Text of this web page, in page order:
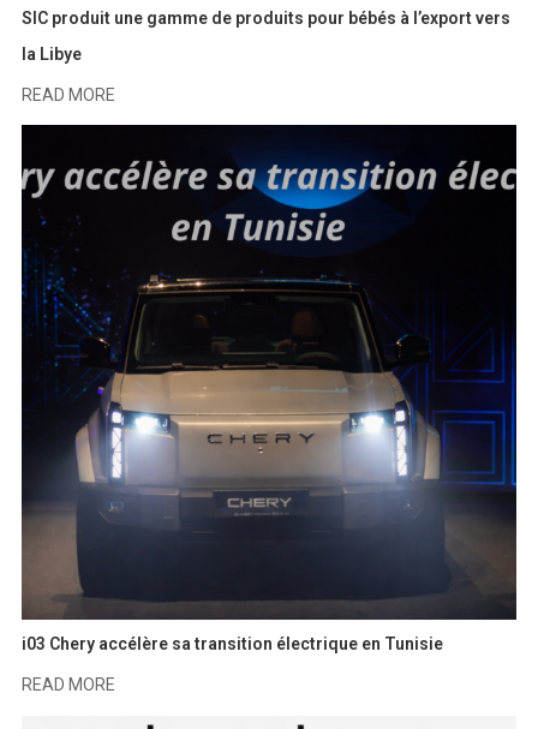
SIC produit une gamme de produits pour bébés à l’export vers
la Libye
READ MORE
i03 Chery accélère sa transition électrique en Tunisie
READ MORE